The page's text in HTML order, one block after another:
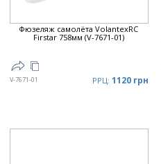
Фюзеляж самолёта VolantexRC
Firstar 758мм (V-7671-01)
V-7671-01 РРЦ: 1120 грн